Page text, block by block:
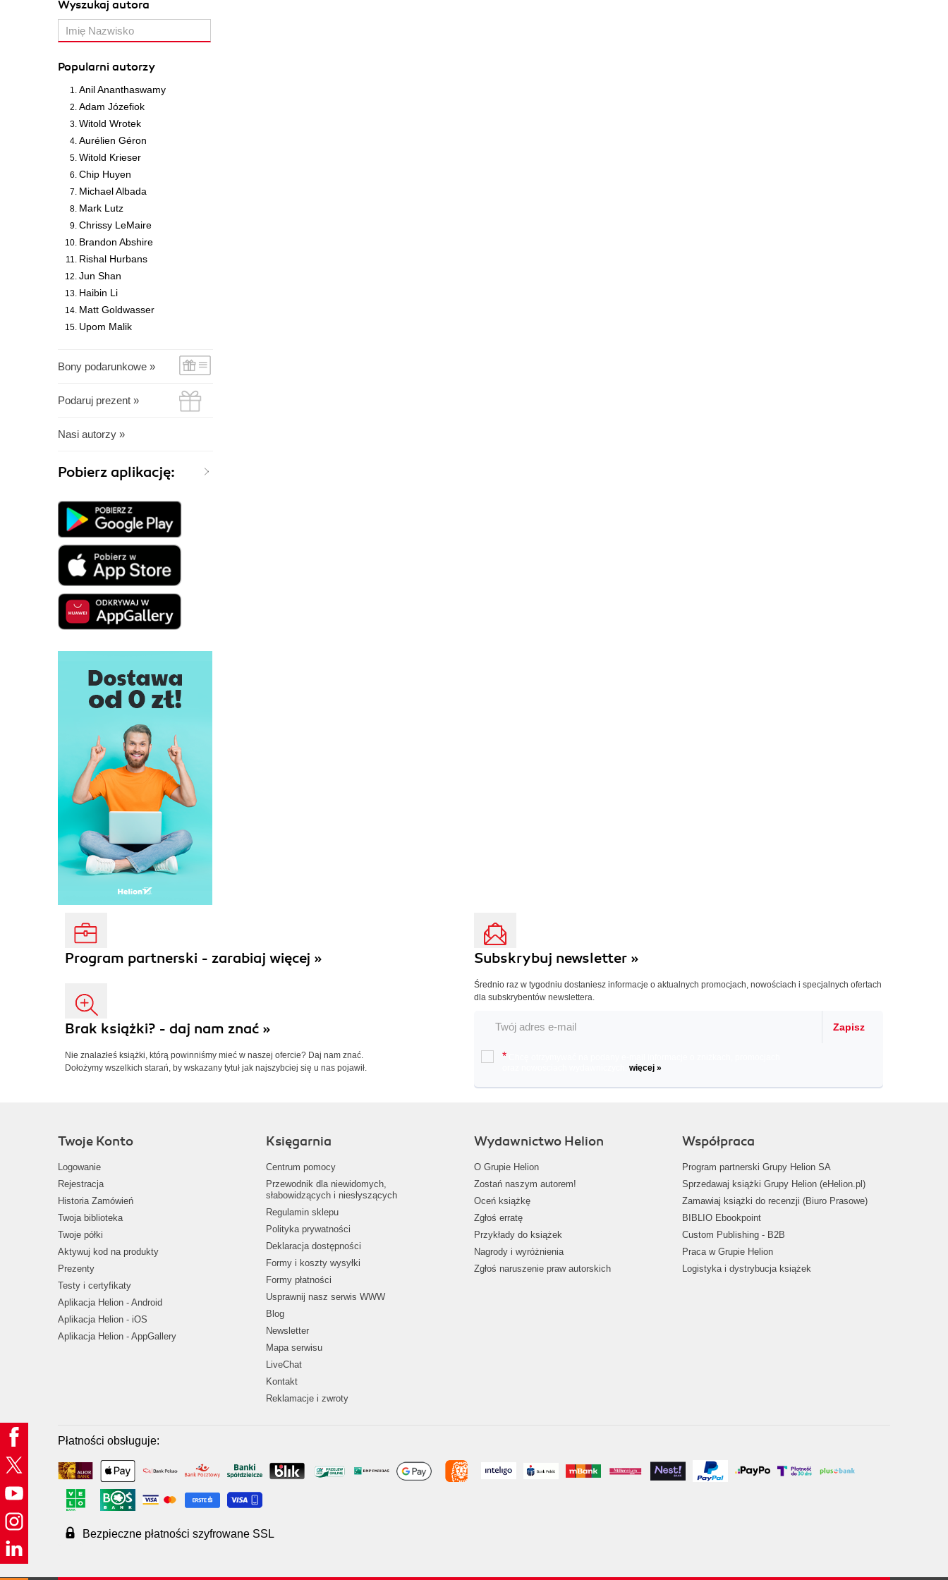
Wyszukaj autora
Popularni autorzy
Anil Ananthaswamy
Adam Józefiok
Witold Wrotek
Aurélien Géron
Witold Krieser
Chip Huyen
Michael Albada
Mark Lutz
Chrissy LeMaire
Brandon Abshire
Rishal Hurbans
Jun Shan
Haibin Li
Matt Goldwasser
Upom Malik
Bony podarunkowe »
Podaruj prezent »
Nasi autorzy »
Pobierz aplikację:
Program partnerski - zarabiaj więcej »
Brak książki? - daj nam znać »
Nie znalazłeś książki, którą powinniśmy mieć w naszej ofercie? Daj nam znać.
Dołożymy wszelkich starań, by wskazany tytuł jak najszybciej się u nas pojawił.
Subskrybuj newsletter »
Średnio raz w tygodniu dostaniesz informacje o aktualnych promocjach, nowościach i specjalnych ofertach
dla subskrybentów newslettera.
Zapisz
*
więcej »
Twoje Konto
Logowanie
Rejestracja
Historia Zamówień
Twoja biblioteka
Twoje półki
Aktywuj kod na produkty
Prezenty
Testy i certyfikaty
Aplikacja Helion - Android
Aplikacja Helion - iOS
Aplikacja Helion - AppGallery
Księgarnia
Centrum pomocy
Przewodnik dla niewidomych,
słabowidzących i niesłyszących
Regulamin sklepu
Polityka prywatności
Deklaracja dostępności
Formy i koszty wysyłki
Formy płatności
Usprawnij nasz serwis WWW
Blog
Newsletter
Mapa serwisu
LiveChat
Kontakt
Reklamacje i zwroty
Wydawnictwo Helion
O Grupie Helion
Zostań naszym autorem!
Oceń książkę
Zgłoś erratę
Przykłady do książek
Nagrody i wyróżnienia
Zgłoś naruszenie praw autorskich
Współpraca
Program partnerski Grupy Helion SA
Sprzedawaj książki Grupy Helion (eHelion.pl)
Zamawiaj książki do recenzji (Biuro Prasowe)
BIBLIO Ebookpoint
Custom Publishing - B2B
Praca w Grupie Helion
Logistyka i dystrybucja książek
Płatności obsługuje:
Bezpieczne płatności szyfrowane SSL